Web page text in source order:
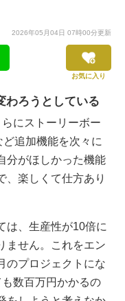
2026年05月04日 07時00分更新
お気に入り
わろうとしている
にストーリーボー
追加機能を次々に
分がほしかった機能
、楽しくて仕方あり
、生産性が10倍に
ません。これをエン
のプロジェクトにな
数百万円かかるの